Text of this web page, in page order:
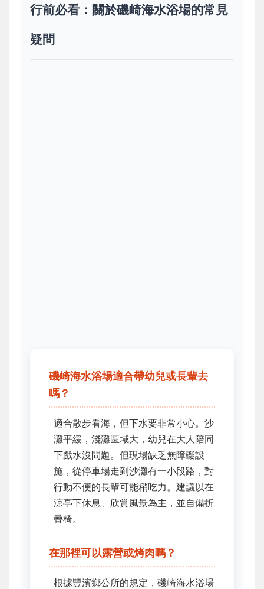
行前必看：關於磯崎海水浴場的常見
疑問
磯崎海水浴場適合帶幼兒或長輩去
嗎？
適合散步看海，但下水要非常小心。沙
灘平緩，淺灘區域大，幼兒在大人陪同
下戲水沒問題。但現場缺乏無障礙設
施，從停車場走到沙灘有一小段路，對
行動不便的長輩可能稍吃力。建議以在
涼亭下休息、欣賞風景為主，並自備折
疊椅。
在那裡可以露營或烤肉嗎？
根據豐濱鄉公所的規定，磯崎海水浴場